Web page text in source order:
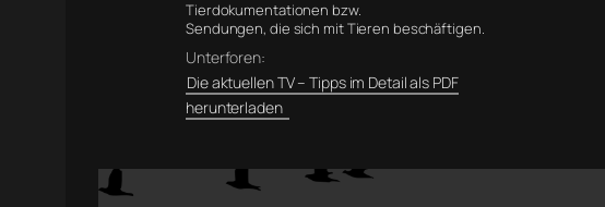
Tierdokumentationen bzw.
Sendungen, die sich mit Tieren beschäftigen.
Unterforen:
Die aktuellen TV – Tipps im Detail als PDF
herunterladen